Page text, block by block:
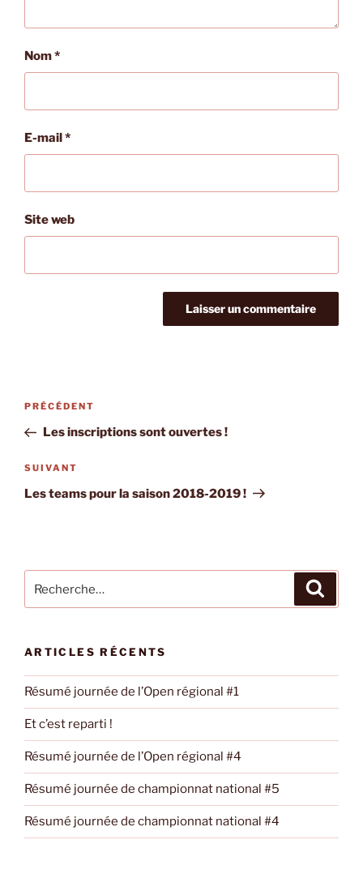
Nom*
E-mail*
Site web
Navigation
l’article
Article
précédent
PRÉCÉDENT
Les inscriptions sont ouvertes !
Article
suivant
SUIVANT
Les teams pour la saison 2018-2019 !
pour
ARTICLES RÉCENTS
Résumé journée de l’Open régional #1
Et c’est reparti !
Résumé journée de l’Open régional #4
Résumé journée de championnat national #5
Résumé journée de championnat national #4